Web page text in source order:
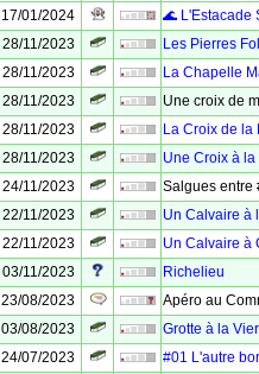
17/01/2024
🌊 L'Estacade
28/11/2023
Les Pierres
28/11/2023
La Chapelle
28/11/2023
Une croix de
28/11/2023
La Croix de la
28/11/2023
Une Croix à
24/11/2023
Salgues entre
22/11/2023
Un Calvaire à
22/11/2023
Un Calvaire à
03/11/2023
Richelieu
23/08/2023
Apéro au
03/08/2023
Grotte à la
24/07/2023
#01 L'autre